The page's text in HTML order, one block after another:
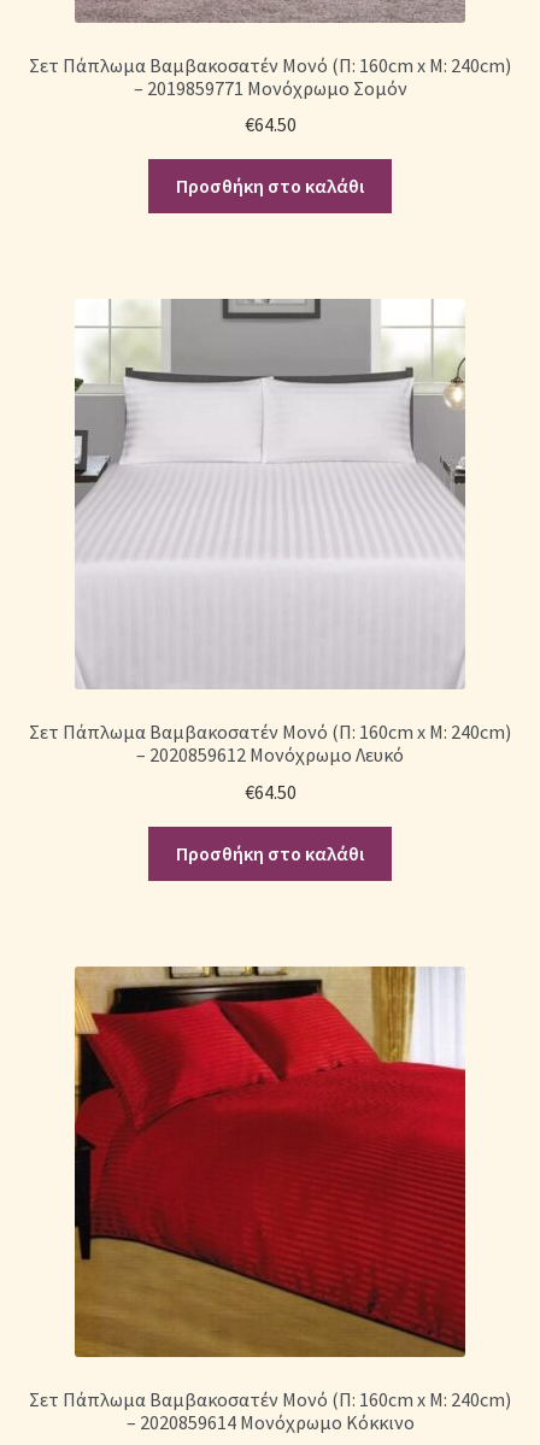
Σετ Πάπλωμα Βαμβακοσατέν Μονό (Π: 160cm x Μ: 240cm)
– 2019859771 Μονόχρωμο Σομόν
€64.50
Προσθήκη στο καλάθι
Σετ Πάπλωμα Βαμβακοσατέν Μονό (Π: 160cm x Μ: 240cm)
– 2020859612 Μονόχρωμο Λευκό
€64.50
Προσθήκη στο καλάθι
Σετ Πάπλωμα Βαμβακοσατέν Μονό (Π: 160cm x Μ: 240cm)
– 2020859614 Μονόχρωμο Κόκκινο